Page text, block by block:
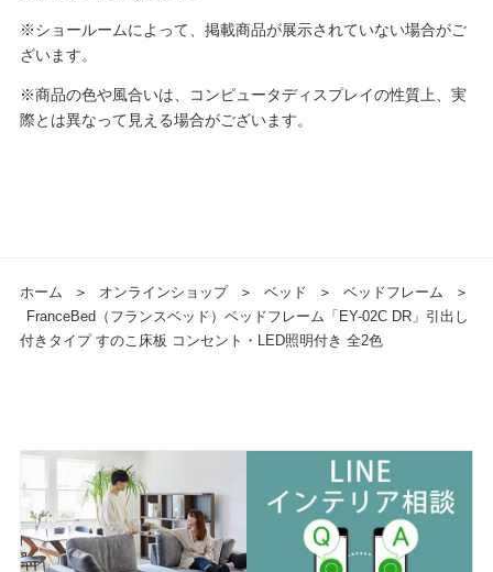
※ショールームによって、掲載商品が展示されていない場合がご
ざいます。
※商品の色や風合いは、コンピュータディスプレイの性質上、実
際とは異なって見える場合がございます。
ホーム ＞ オンラインショップ ＞ ベッド ＞ ベッドフレーム
＞
FranceBed（フランスベッド）ベッドフレーム「EY-02C DR」引出し
付きタイプ すのこ床板 コンセント・LED照明付き 全2色